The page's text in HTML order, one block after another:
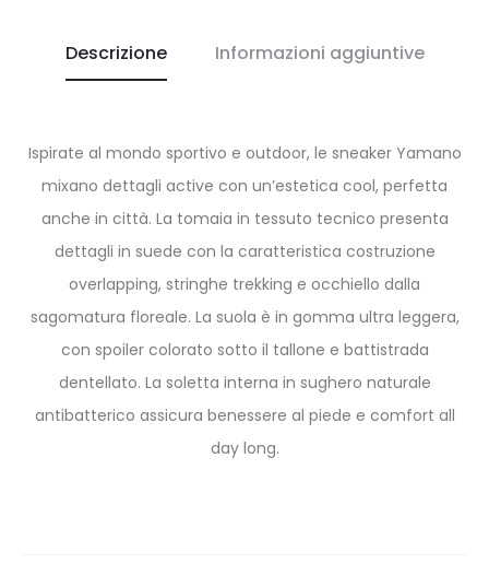
Descrizione Informazioni aggiuntive
Ispirate al mondo sportivo e outdoor, le sneaker Yamano
mixano dettagli active con un’estetica cool, perfetta
anche in città. La tomaia in tessuto tecnico presenta
dettagli in suede con la caratteristica costruzione
overlapping, stringhe trekking e occhiello dalla
sagomatura floreale. La suola è in gomma ultra leggera,
con spoiler colorato sotto il tallone e battistrada
dentellato. La soletta interna in sughero naturale
antibatterico assicura benessere al piede e comfort all
day long.